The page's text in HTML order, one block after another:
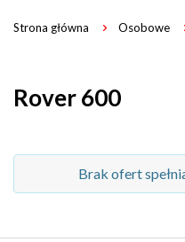
Strona główna Osobowe
Rover 600
Brak ofert